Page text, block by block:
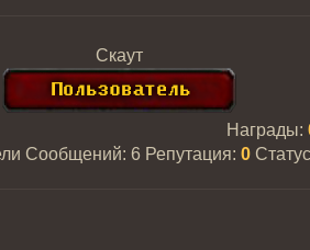
Скаут
Сообщений: 6
Награды:
Репутация: 0